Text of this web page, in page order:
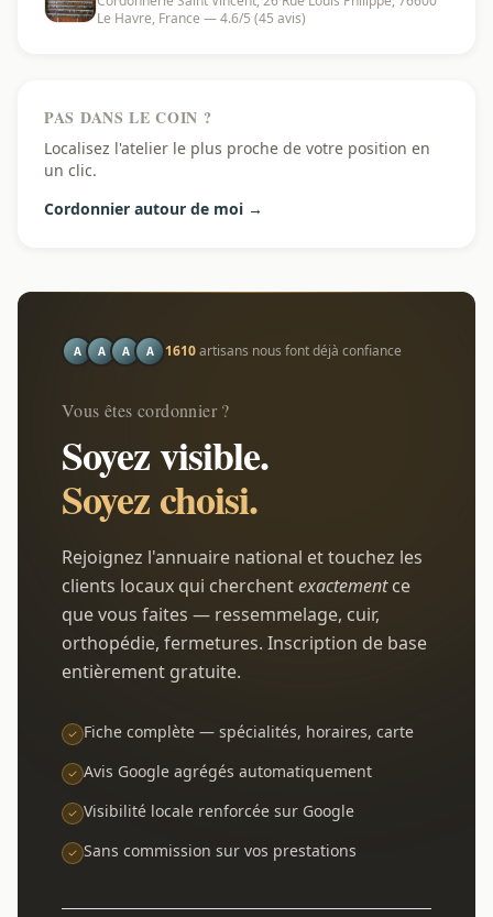
Le Havre, France — 4.6/5 (45 avis)
PAS DANS LE COIN ?
Localisez l'atelier le plus proche de votre position en
un clic.
Cordonnier autour de moi →
A A A A 1610artisans nous font déjà confiance
Vous êtes cordonnier ?
Soyez visible.
Soyez choisi.
Rejoignez l'annuaire national et touchez les
clients locaux qui cherchentexactementce
que vous faites — ressemmelage, cuir,
orthopédie, fermetures. Inscription de base
entièrement gratuite.
Fiche complète — spécialités, horaires, carte
Avis Google agrégés automatiquement
Visibilité locale renforcée sur Google
Sans commission sur vos prestations